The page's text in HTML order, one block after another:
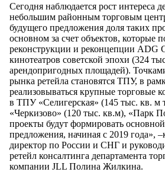
Сегодня наблюдается рост интереса
небольшим районным торговым
будущего предложения доля таких
основном за счет объектов, которые
реконструкции и реконцепции ADG
кинотеатров советской эпохи (324
арендопригодных площадей).
рынка ретейла становятся ТПУ, в
реализовываться крупные торговые
в ТПУ «Селигерская» (145 тыс. кв. м
«Черкизово» (120 тыс. кв.м), «Парк
проекты будут формировать
предложения, начиная с 2019 года»,
директор по России и СНГ и
ретейл консалтинга департамента
компании JLL Полина Жилкина.